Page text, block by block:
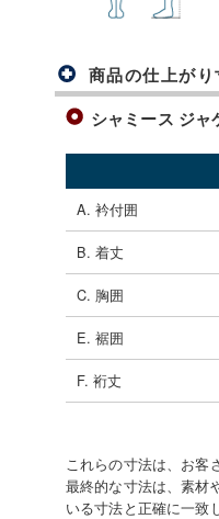
商品の仕上が
シャミース ジャ
A. 衿付囲
B. 着丈
C. 胸囲
E. 裾囲
F. 裄丈
これらの寸法は、お客
最終的な寸法は、素材
いる寸法と正確に一致